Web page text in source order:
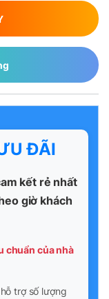
ĐÃI
kết rẻ nhất
giờ khách
chuẩn của nhà
trợ số lượng